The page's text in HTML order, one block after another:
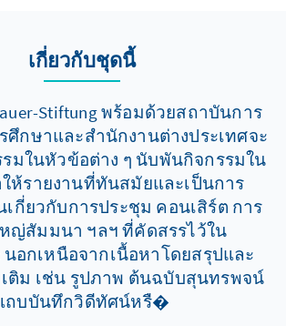
University, on August 7, 2024. The
the relationship
EU and the Mekong Subregion
dimensions. The Mekong
Southeast Asia has emerged as a
point in global geopolitics,
by international political
major power rivalries. As
in the region have
the EU has navigated this complex
economic competition
to enhance its presence in
and its subregions. The
เกี่ยวกับชุดนี้
Stiftung พร้อมด้วยสถาบันการ
ศึกษาและสำนักงานต่างประเทศจะ
มในหัวข้อต่าง ๆ นับพันกิจกรรมใน
ให้รายงานที่ทันสมัยและเป็นการ
กี่ยวกับการประชุม คอนเสิร์ต การ
ญ่สัมมนา ฯลฯ ที่คัดสรรไว้ใน
นอกเหนือจากเนื้อหาโดยสรุปและ
ติม เช่น รูปภาพ ต้นฉบับสุนทรพจน์
ถบบันทึกวิดีทัศน์หรื�